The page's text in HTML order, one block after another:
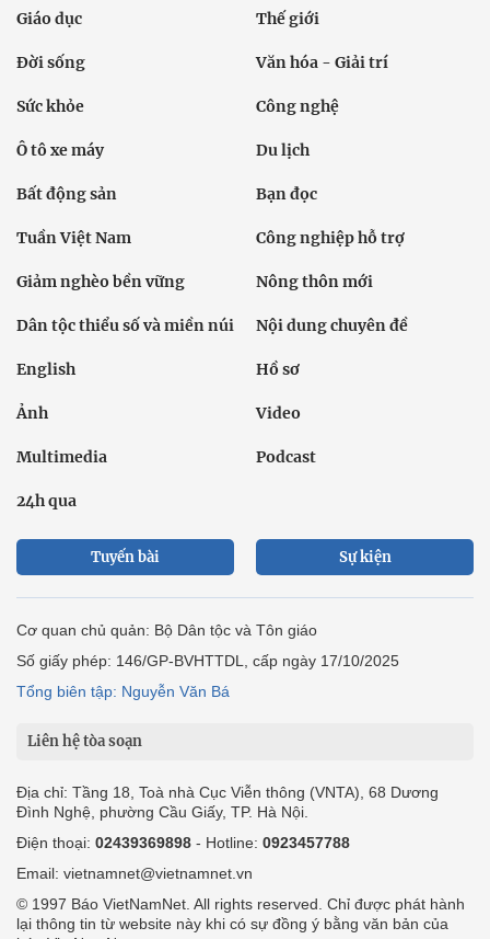
Giáo dục Thế giới
Đời sống Văn hóa - Giải trí
Sức khỏe Công nghệ
Ô tô xe máy Du lịch
Bất động sản Bạn đọc
Tuần Việt Nam Công nghiệp hỗ trợ
Giảm nghèo bền vững Nông thôn mới
Dân tộc thiểu số và miền núi Nội dung chuyên đề
English Hồ sơ
Ảnh Video
Multimedia Podcast
24h qua
Tuyến bài Sự kiện
Cơ quan chủ quản: Bộ Dân tộc và Tôn giáo
Số giấy phép: 146/GP-BVHTTDL, cấp ngày 17/10/2025
Tổng biên tập: Nguyễn Văn Bá
Liên hệ tòa soạn
Địa chỉ: Tầng 18, Toà nhà Cục Viễn thông (VNTA), 68 Dương
Đình Nghệ, phường Cầu Giấy, TP. Hà Nội.
Điện thoại: 02439369898 - Hotline: 0923457788
Email: vietnamnet@vietnamnet.vn
© 1997 Báo VietNamNet. All rights reserved. Chỉ được phát hành
lại thông tin từ website này khi có sự đồng ý bằng văn bản của